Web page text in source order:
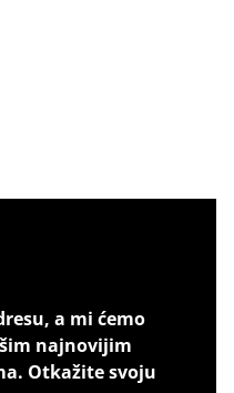
a mi ćemo
najnovijim
Otkažite svoju